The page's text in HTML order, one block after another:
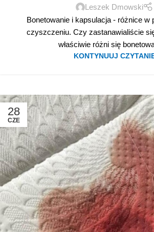
Leszek Dmowski
Bonetowanie i kapsulacja - różnice w
czyszczeniu. Czy zastanawialiście
właściwie różni się
KONTYNUUJ
28
CZE